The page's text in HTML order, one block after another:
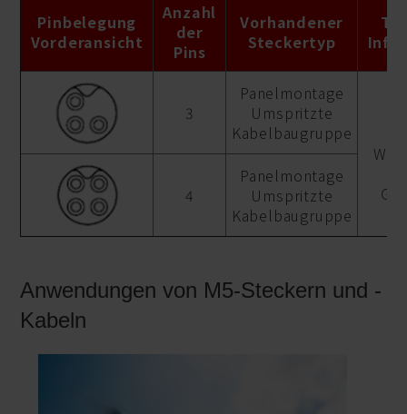
Pinbelegung
Vorderansicht
Anzahl
der
Pins
Vorhandener
Steckertyp
3
Panelmontage
Umspritzte
Kabelbaugruppe
4
Panelmontage
Umspritzte
Kabelbaugruppe
Anwendungen von M5-Steckern und -
Kabeln